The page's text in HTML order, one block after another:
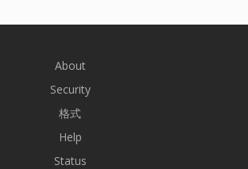
About
Security
格式
Help
Status